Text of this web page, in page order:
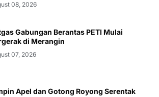
08, 2026
Gabungan Berantas PETI Mulai
di Merangin
07, 2026
Apel dan Gotong Royong Serentak